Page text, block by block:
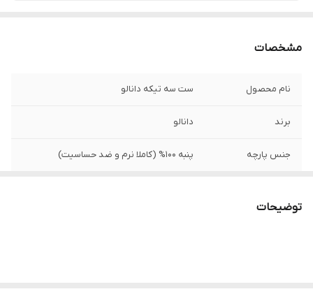
مشخصات
نام محصول ست سه تیکه دانالو
برند دانالو
جنس پارچه پنبه 100% (کاملا نرم و ضد حساسیت)
توضیحات